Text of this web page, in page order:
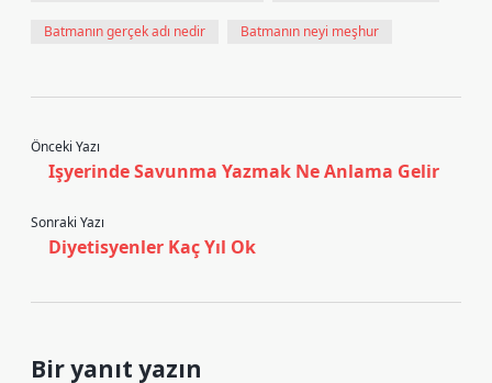
Batmanın gerçek adı nedir Batmanın neyi meşhur
Önceki Yazı
Işyerinde Savunma Yazmak Ne Anlama Gelir
Sonraki Yazı
Diyetisyenler Kaç Yıl Ok
Bir yanıt yazın